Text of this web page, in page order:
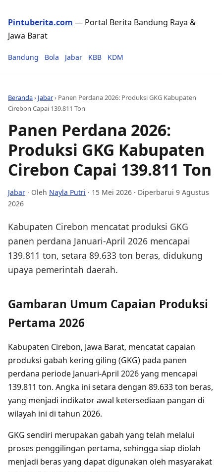
Pintuberita.com — Portal Berita Bandung Raya &
Jawa Barat
Bandung Bola Jabar KBB KDM
Beranda› Jabar› Panen Perdana 2026: Produksi GKG Kabupaten
Cirebon Capai 139.811 Ton
Panen Perdana 2026:
Produksi GKG Kabupaten
Cirebon Capai 139.811 Ton
Jabar · Oleh Nayla Putri · 15 Mei 2026 · Diperbarui 9 Agustus
2026
Kabupaten Cirebon mencatat produksi GKG
panen perdana Januari-April 2026 mencapai
139.811 ton, setara 89.633 ton beras, didukung
upaya pemerintah daerah.
Gambaran Umum Capaian Produksi
Pertama 2026
Kabupaten Cirebon, Jawa Barat, mencatat capaian
produksi gabah kering giling (GKG) pada panen
perdana periode Januari-April 2026 yang mencapai
139.811 ton. Angka ini setara dengan 89.633 ton beras,
yang menjadi indikator awal ketersediaan pangan di
wilayah ini di tahun 2026.
GKG sendiri merupakan gabah yang telah melalui
proses penggilingan pertama, sehingga siap diolah
menjadi beras yang dapat digunakan oleh masyarakat